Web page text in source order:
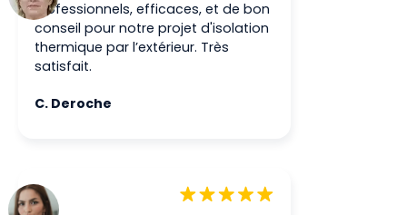
Professionnels, efficaces, et de bon
conseil pour notre projet d'isolation
thermique par l’extérieur. Très
satisfait.
C. Deroche